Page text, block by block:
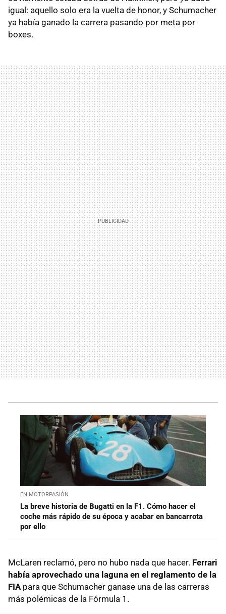
igual: aquello solo era la vuelta de honor, y Schumacher
ya había ganado la carrera pasando por meta por
boxes.
EN MOTORPASIÓN
La breve historia de Bugatti en la F1. Cómo hacer el
coche más rápido de su época y acabar en bancarrota
por ello
McLaren reclamó, pero no hubo nada que hacer. Ferrari
había aprovechado una laguna en el reglamento de la
FIApara que Schumacher ganase una de las carreras
más polémicas de la Fórmula 1.